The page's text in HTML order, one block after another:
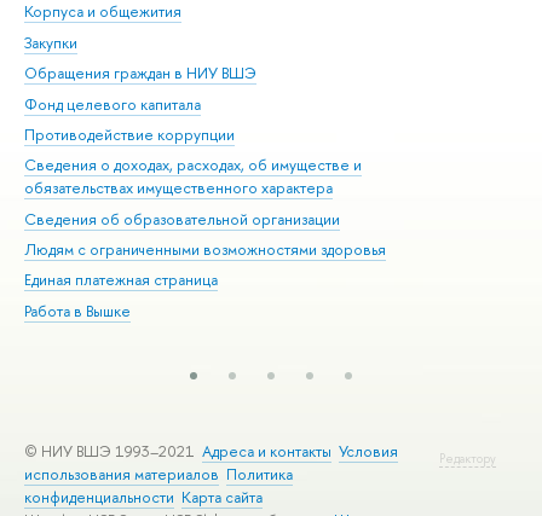
Корпуса и общежития
Закупки
Обращения граждан в НИУ ВШЭ
Фонд целевого капитала
Противодействие коррупции
Сведения о доходах, расходах, об имуществе и
обязательствах имущественного характера
Сведения об образовательной организации
Людям с ограниченными возможностями здоровья
Единая платежная страница
Работа в Вышке
Редактору
© НИУ ВШЭ 1993–2021 Адреса и контакты Условия
использования материалов Политика
конфиденциальности Карта сайта